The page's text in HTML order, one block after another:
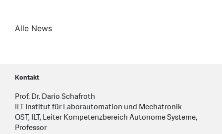
Alle News
Kontakt
Prof. Dr. Dario Schafroth
ILT Institut für Laborautomation und Mechatronik
OST, ILT, Leiter Kompetenzbereich Autonome Systeme,
Professor